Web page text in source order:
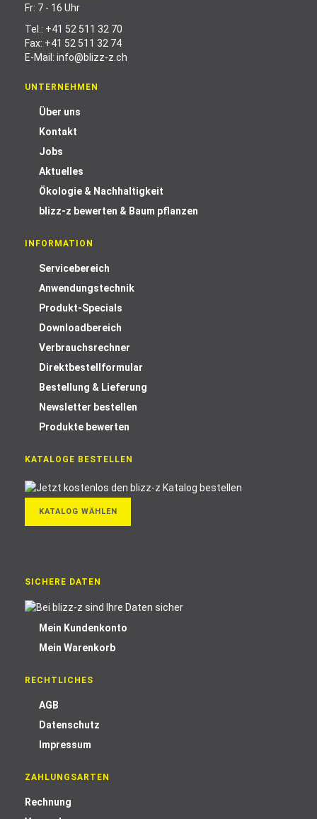
Fr: 7 - 16 Uhr
Tel.: +41 52 511 32 70
Fax: +41 52 511 32 74
E-Mail: info@blizz-z.ch
UNTERNEHMEN
Über uns
Kontakt
Jobs
Aktuelles
Ökologie & Nachhaltigkeit
blizz-z bewerten & Baum pflanzen
INFORMATION
Servicebereich
Anwendungstechnik
Produkt-Specials
Downloadbereich
Verbrauchsrechner
Direktbestellformular
Bestellung & Lieferung
Newsletter bestellen
Produkte bewerten
KATALOGE BESTELLEN
KATALOG WÄHLEN
SICHERE DATEN
Mein Kundenkonto
Mein Warenkorb
RECHTLICHES
AGB
Datenschutz
Impressum
ZAHLUNGSARTEN
Rechnung